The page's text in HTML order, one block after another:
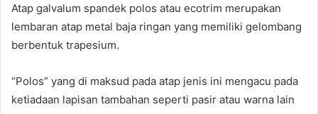
Atap galvalum spandek polos atau ecotrim merupakan
lembaran atap metal baja ringan yang memiliki gelombang
berbentuk trapesium.
“Polos” yang di maksud pada atap jenis ini mengacu pada
ketiadaan lapisan tambahan seperti pasir atau warna lain